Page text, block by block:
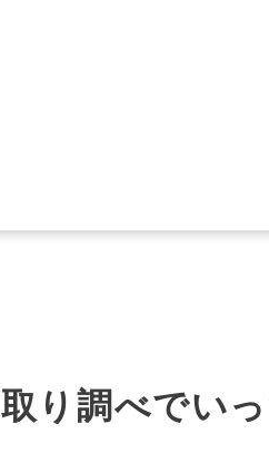
取り調べでい